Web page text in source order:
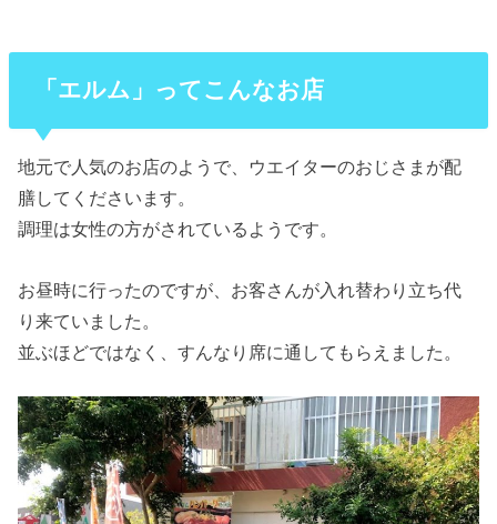
「エルム」ってこんなお店
地元で人気のお店のようで、ウエイターのおじさまが配
膳してくださいます。
調理は女性の方がされているようです。
お昼時に行ったのですが、お客さんが入れ替わり立ち代
り来ていました。
並ぶほどではなく、すんなり席に通してもらえました。